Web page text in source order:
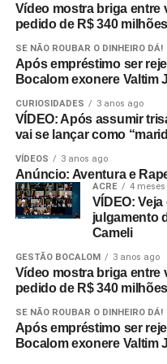
Vídeo mostra briga entre
pedido de R$ 340
SE NÃO ROUBAR O DINHEIRO DÁ!
Após empréstimo ser
Bocalom exonere Valtim
CURIOSIDADES 3 anos ago
VÍDEO: Após assumir
vai se lançar como
VÍDEOS 3 anos ago
Anúncio: Aventura e
ACRE 4
VÍDEO:
julgamento
Cameli
GESTÃO BOCALOM 3 anos ago
Vídeo mostra briga entre
pedido de R$ 340
SE NÃO ROUBAR O DINHEIRO DÁ!
Após empréstimo ser
Bocalom exonere Valtim